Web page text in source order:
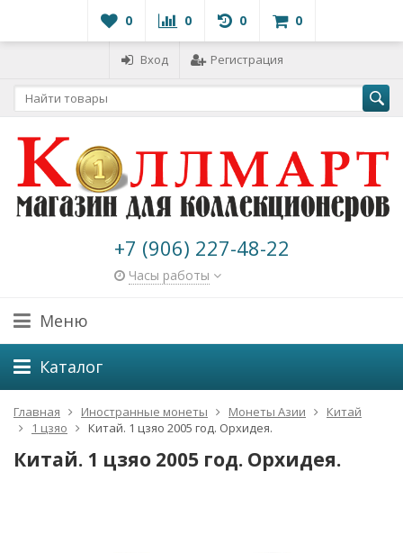
0 0 0 0
Вход Регистрация
+7 (906) 227-48-22
Часы работы
Меню
Каталог
Главная Иностранные монеты Монеты Азии
Китай
1 цзяо
Китай. 1 цзяо 2005 год. Орхидея.
Китай. 1 цзяо 2005 год. Орхидея.